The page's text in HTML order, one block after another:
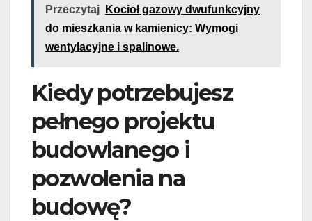
Przeczytaj
Kocioł gazowy dwufunkcyjny
do mieszkania w kamienicy: Wymogi
wentylacyjne i spalinowe.
Kiedy potrzebujesz
pełnego projektu
budowlanego i
pozwolenia na
budowę?